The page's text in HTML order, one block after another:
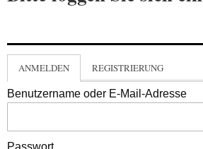
ANMELDEN REGISTRIERUNG
Benutzername oder E-Mail-Adresse